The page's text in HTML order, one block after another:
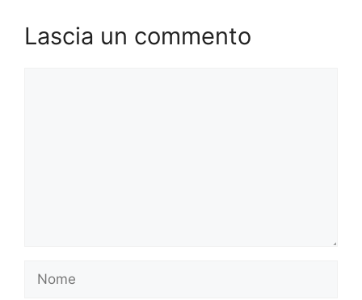
Lascia un commento
Nome